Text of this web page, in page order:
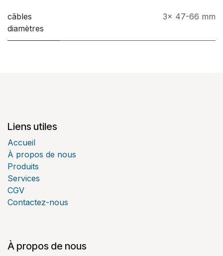
câbles
diamètres
3x 47-66 mm
Liens utiles
Accueil
À propos de nous
Produits
Services
CGV
Contactez-nous
À propos de nous